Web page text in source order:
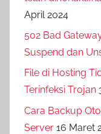
April 2024
502 Bad
Suspend dan
File di Hosting
Terinfeksi Trojan
Cara Backup
Server 16 Maret